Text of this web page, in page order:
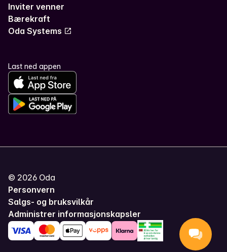
Inviter venner
Bærekraft
Oda Systems
Last ned appen
© 2026 Oda
Personvern
Salgs- og bruksvilkår
Administrer informasjonskapsler